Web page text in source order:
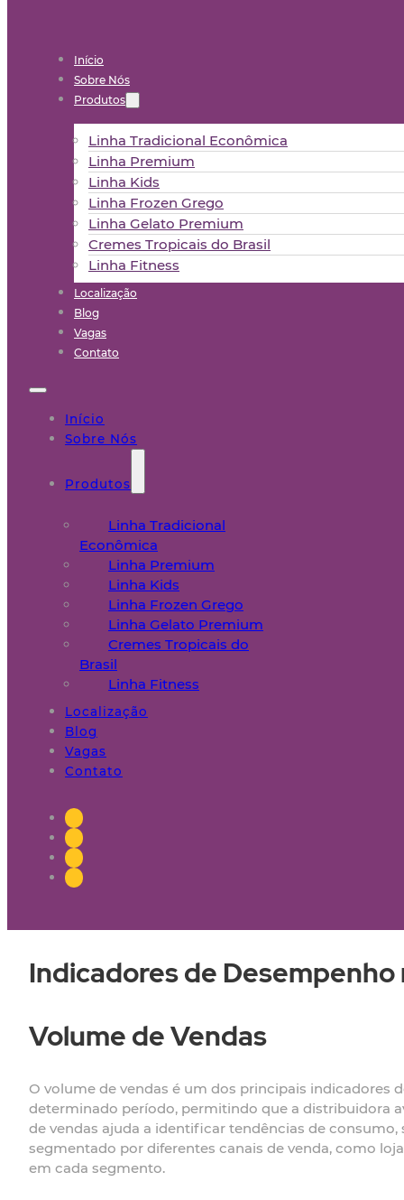
Início
Sobre Nós
Produtos
Linha Tradicional Econômica
Linha Premium
Linha Kids
Linha Frozen Grego
Linha Gelato Premium
Cremes Tropicais do Brasil
Linha Fitness
Localização
Blog
Vagas
Contato
Início
Sobre Nós
Produtos
Linha Tradicional
Econômica
Linha Premium
Linha Kids
Linha Frozen Grego
Linha Gelato Premium
Cremes Tropicais do
Brasil
Linha Fitness
Localização
Blog
Vagas
Contato
Indicadores de
Volume de Vendas
O volume de vendas é um dos principais indicadores
determinado período, permitindo que a distribuidora
de vendas ajuda a identificar tendências de
segmentado por diferentes canais de venda, como
em cada segmento.